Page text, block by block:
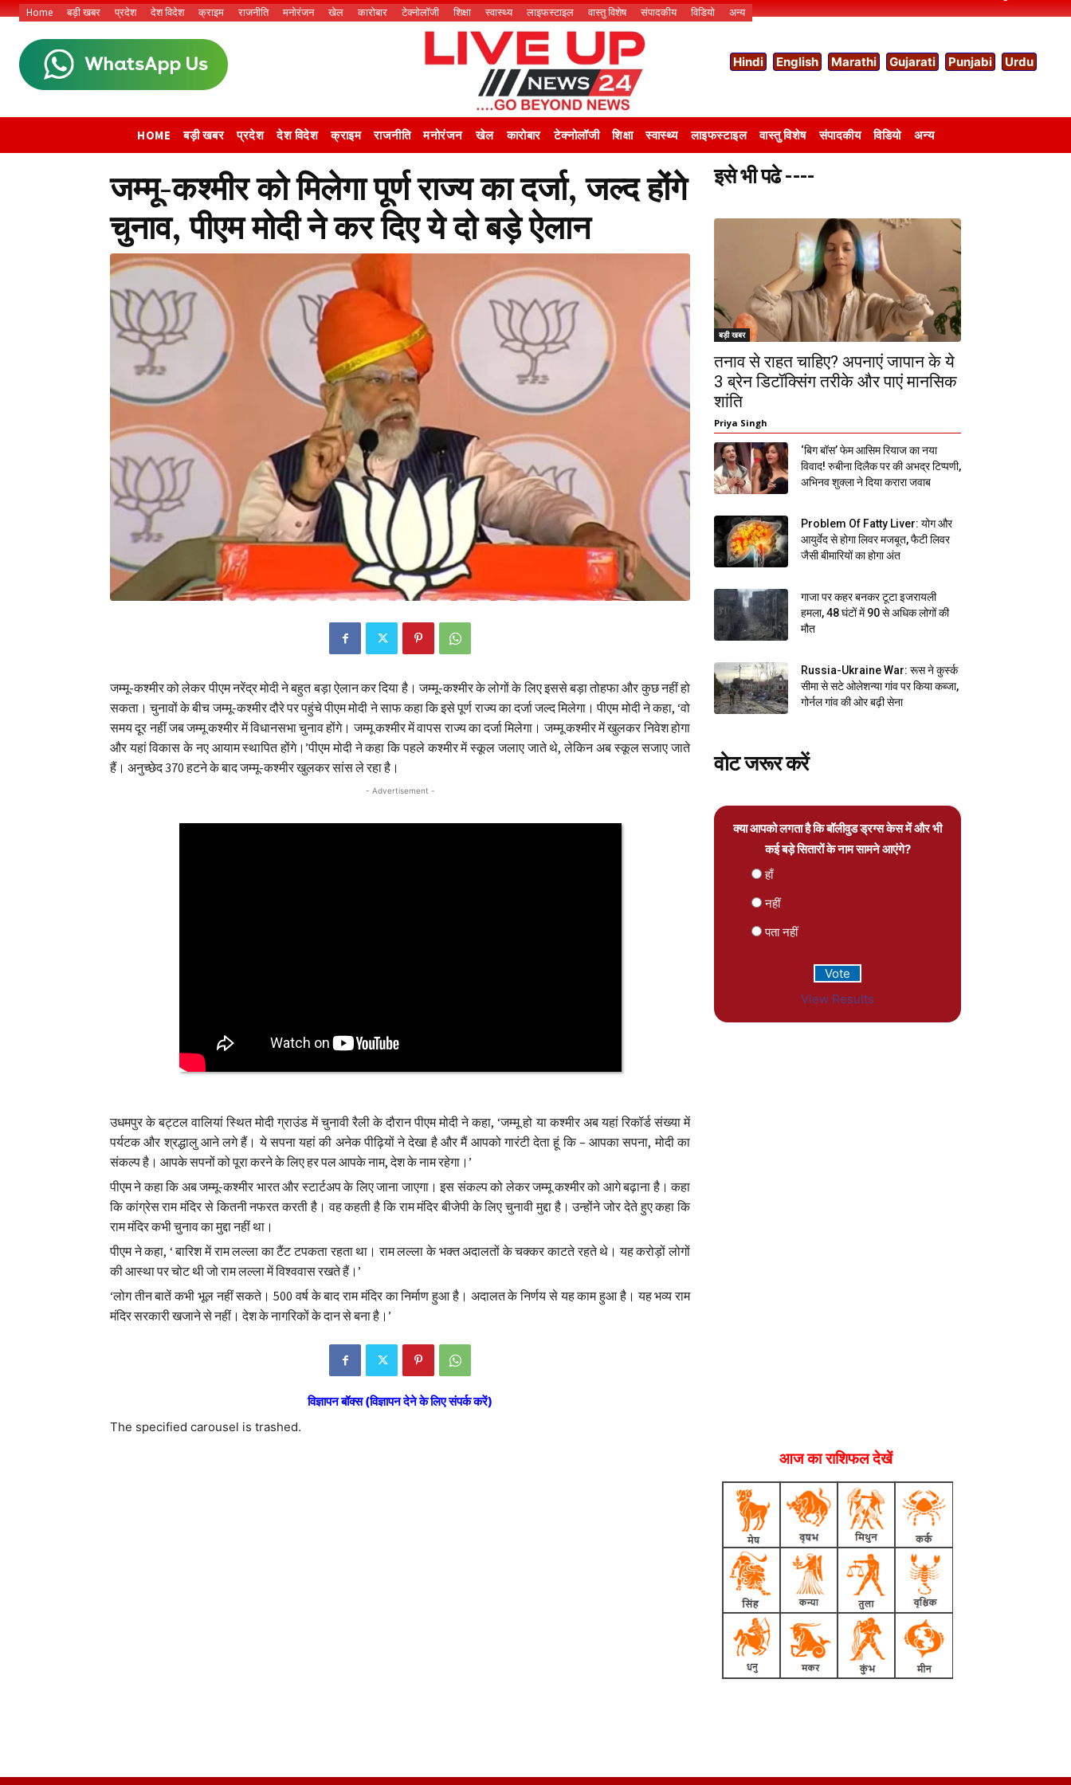
Home बड़ी खबर प्रदेश देश विदेश क्राइम राजनीति मनोरंजन खेल कारोबार टेक्नोलॉजी शिक्षा स्वास्थ्य लाइफस्टाइल वास्तु विशेष संपादकीय विडियो अन्य
Hindi English Marathi Gujarati Punjabi Urdu
HOME बड़ी खबर प्रदेश देश विदेश क्राइम राजनीति मनोरंजन खेल कारोबार टेक्नोलॉजी शिक्षा स्वास्थ्य लाइफस्टाइल वास्तु विशेष संपादकीय विडियो अन्य
जम्मू-कश्मीर को मिलेगा पूर्ण राज्य का दर्जा, जल्द होंगे
चुनाव, पीएम मोदी ने कर दिए ये दो बड़े ऐलान
जम्मू-कश्मीर को लेकर पीएम नरेंद्र मोदी ने बहुत बड़ा ऐलान कर दिया है। जम्मू-कश्मीर के लोगों के लिए इससे बड़ा तोहफा और कुछ नहीं हो
सकता। चुनावों के बीच जम्मू-कश्मीर दौरे पर पहुंचे पीएम मोदी ने साफ कहा कि इसे पूर्ण राज्य का दर्जा जल्द मिलेगा। पीएम मोदी ने कहा, ‘वो
समय दूर नहीं जब जम्मू कश्मीर में विधानसभा चुनाव होंगे। जम्मू कश्मीर में वापस राज्य का दर्जा मिलेगा। जम्मू कश्मीर में खुलकर निवेश होगा
और यहां विकास के नए आयाम स्थापित होंगे।’पीएम मोदी ने कहा कि पहले कश्मीर में स्कूल जलाए जाते थे, लेकिन अब स्कूल सजाए जाते
हैं। अनुच्छेद 370 हटने के बाद जम्मू-कश्मीर खुलकर सांस ले रहा है।
- Advertisement -
उधमपुर के बट्टल वालियां स्थित मोदी ग्राउंड में चुनावी रैली के दौरान पीएम मोदी ने कहा, ‘जम्मू हो या कश्मीर अब यहां रिकॉर्ड संख्या में
पर्यटक और श्रद्धालु आने लगे हैं। ये सपना यहां की अनेक पीढ़ियों ने देखा है और मैं आपको गारंटी देता हूं कि – आपका सपना, मोदी का
संकल्प है। आपके सपनों को पूरा करने के लिए हर पल आपके नाम, देश के नाम रहेगा।’
पीएम ने कहा कि अब जम्मू-कश्मीर भारत और स्टार्टअप के लिए जाना जाएगा। इस संकल्प को लेकर जम्मू कश्मीर को आगे बढ़ाना है। कहा
कि कांग्रेस राम मंदिर से कितनी नफरत करती है। वह कहती है कि राम मंदिर बीजेपी के लिए चुनावी मुद्दा है। उन्होंने जोर देते हुए कहा कि
राम मंदिर कभी चुनाव का मुद्दा नहीं था।
पीएम ने कहा, ‘ बारिश में राम लल्ला का टैंट टपकता रहता था। राम लल्ला के भक्त अदालतों के चक्कर काटते रहते थे। यह करोड़ों लोगों
की आस्था पर चोट थी जो राम लल्ला में विश्ववास रखते हैं।’
‘लोग तीन बातें कभी भूल नहीं सकते। 500 वर्ष के बाद राम मंदिर का निर्माण हुआ है। अदालत के निर्णय से यह काम हुआ है। यह भव्य राम
मंदिर सरकारी खजाने से नहीं। देश के नागरिकों के दान से बना है।’
विज्ञापन बॉक्स (विज्ञापन देने के लिए संपर्क करें)
The specified carousel is trashed.
इसे भी पढे ----
बड़ी खबर
तनाव से राहत चाहिए? अपनाएं जापान के ये
3 ब्रेन डिटॉक्सिंग तरीके और पाएं मानसिक
शांति
Priya Singh
‘बिग बॉस’ फेम आसिम रियाज का नया
विवाद! रुबीना दिलैक पर की अभद्र टिप्पणी,
अभिनव शुक्ला ने दिया करारा जवाब
Problem Of Fatty Liver: योग और
आयुर्वेद से होगा लिवर मजबूत, फैटी लिवर
जैसी बीमारियों का होगा अंत
गाजा पर कहर बनकर टूटा इजरायली
हमला, 48 घंटों में 90 से अधिक लोगों की
मौत
Russia-Ukraine War: रूस ने कुर्स्क
सीमा से सटे ओलेशन्या गांव पर किया कब्जा,
गोर्नल गांव की ओर बढ़ी सेना
वोट जरूर करें
क्या आपको लगता है कि बॉलीवुड ड्रग्स केस में और भी
कई बड़े सितारों के नाम सामने आएंगे?
हाँ
नहीं
पता नहीं
View Results
आज का राशिफल देखें